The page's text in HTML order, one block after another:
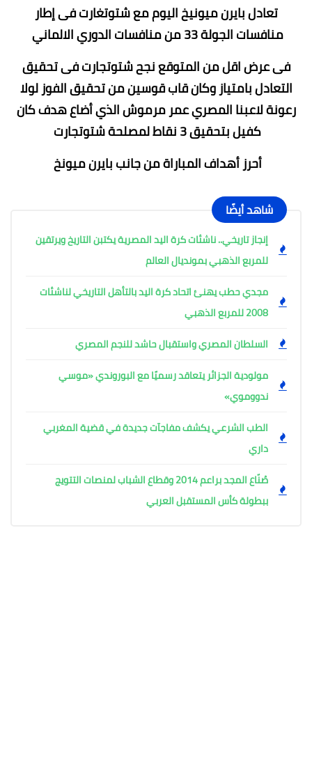
تعادل بايرن ميونيخ اليوم مع شتوتغارت فى إطار
منافسات الجولة 33 من منافسات الدوري الالماني
فى عرض اقل من المتوقع نجح شتوتجارت فى تحقيق
التعادل بامتياز وكان قاب قوسين من تحقيق الفوز لولا
رعونة لاعبنا المصري عمر مرموش الذي أضاع هدف كان
كفيل بتحقيق 3 نقاط لمصلحة شتوتجارت
أحرز أهداف المباراة من جانب بايرن ميونخ
شاهد أيضًا
إنجاز تاريخي.. ناشئات كرة اليد المصرية يكتبن التاريخ ويرتقين
للمربع الذهبي بمونديال العالم
مجدي حطب يهنئ اتحاد كرة اليد بالتأهل التاريخي لناشئات
2008 للمربع الذهبي
السلطان المصري واستقبال حاشد للنجم المصري
مولودية الجزائر يتعاقد رسميًا مع البوروندي «موسي
ندووموي»
الطب الشرعي يكشف مفاجآت جديدة في قضية المغربي
داري
صُنّاع المجد براعم 2014 وقطاع الشباب لمنصات التتويج
ببطولة كأس المستقبل العربي